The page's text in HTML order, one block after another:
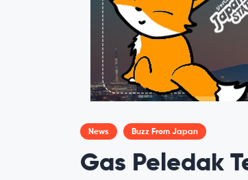
News Buzz From Japan
Gas Peledak